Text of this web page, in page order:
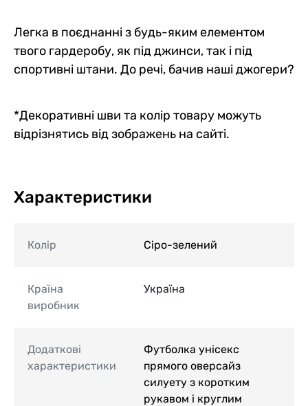
Легка в поєднанні з будь-яким елементом
твого гардеробу, як під джинси, так і під
спортивні штани. До речі, бачив наші джогери?
*Декоративні шви та колір товару можуть
відрізнятись від зображень на сайті.
Характеристики
Колір Сіро-зелений
Країна
виробник
Україна
Додаткові
характеристики
Футболка унісекс
прямого оверсайз
силуету з коротким
рукавом і круглим